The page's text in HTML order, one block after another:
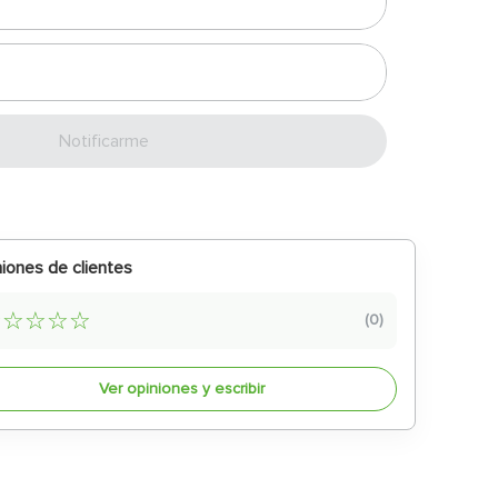
Enviar
de clientes
☆☆☆☆ (0)
Ver opiniones y escribir